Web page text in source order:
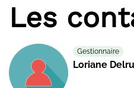
Les
Gestionnaire
Loriane